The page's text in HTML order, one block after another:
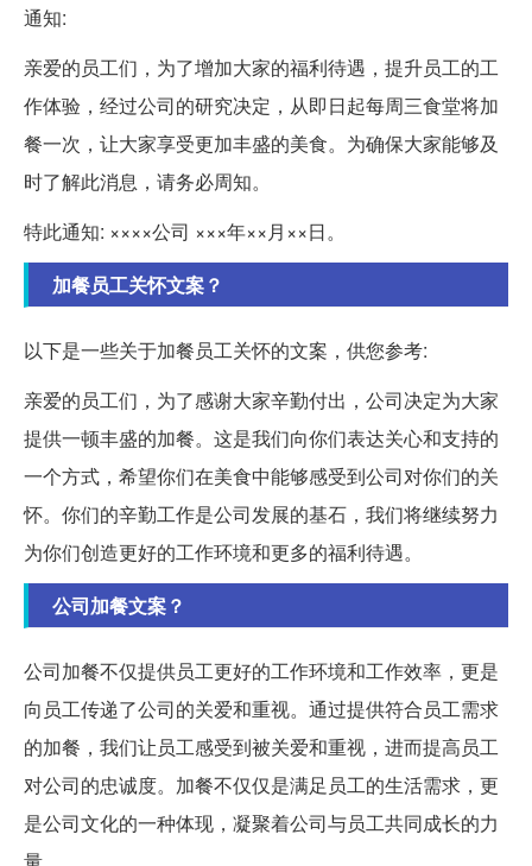
通知:
亲爱的员工们，为了增加大家的福利待遇，提升员工的工
作体验，经过公司的研究决定，从即日起每周三食堂将加
餐一次，让大家享受更加丰盛的美食。为确保大家能够及
时了解此消息，请务必周知。
特此通知: ××××公司 ×××年××月××日。
加餐员工关怀文案？
以下是一些关于加餐员工关怀的文案，供您参考:
亲爱的员工们，为了感谢大家辛勤付出，公司决定为大家
提供一顿丰盛的加餐。这是我们向你们表达关心和支持的
一个方式，希望你们在美食中能够感受到公司对你们的关
怀。你们的辛勤工作是公司发展的基石，我们将继续努力
为你们创造更好的工作环境和更多的福利待遇。
公司加餐文案？
公司加餐不仅提供员工更好的工作环境和工作效率，更是
向员工传递了公司的关爱和重视。通过提供符合员工需求
的加餐，我们让员工感受到被关爱和重视，进而提高员工
对公司的忠诚度。加餐不仅仅是满足员工的生活需求，更
是公司文化的一种体现，凝聚着公司与员工共同成长的力
量。